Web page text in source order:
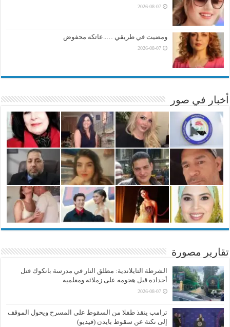
2026-08-07
ومضيت في طريقي …..عاتكه محفوض
2026-08-07
أخبار في صور
تقارير مصورة
الشرطة التايلاندية: مطلق النار في مدرسة بانكوك قتل
أجداده قبل هجومه على زملائه ومعلميه
2026-08-07
ترامب ينقذ طفلا من السقوط على المسرح ويحول الموقف
إلى نكتة عن سقوط بايدن (فيديو)